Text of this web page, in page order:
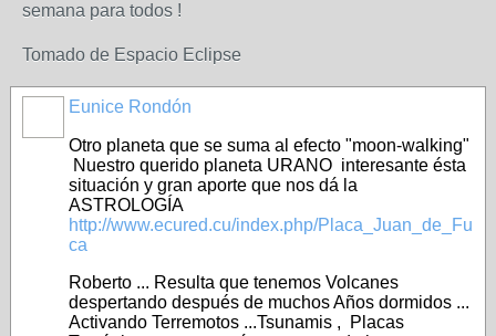
semana para todos !
Tomado de Espacio Eclipse
Eunice Rondón
Otro planeta que se suma al efecto "moon-walking"
Nuestro querido planeta URANO interesante ésta
situación y gran aporte que nos dá la
ASTROLOGÍA
http://www.ecured.cu/index.php/Placa_Juan_de_Fu
ca
Roberto ... Resulta que tenemos Volcanes
despertando después de muchos Años dormidos ...
Activando Terremotos ...Tsunamis , Placas